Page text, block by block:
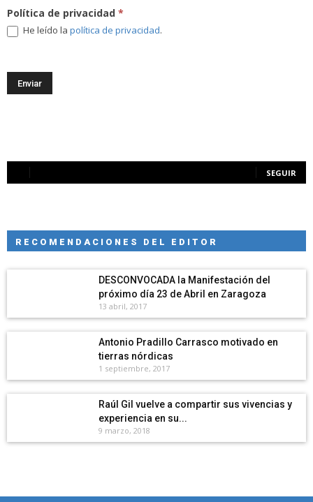
Política de privacidad *
He leído la política de privacidad.
SEGUIR
RECOMENDACIONES DEL EDITOR
DESCONVOCADA la Manifestación del
próximo día 23 de Abril en Zaragoza
13 abril, 2017
Antonio Pradillo Carrasco motivado en
tierras nórdicas
1 septiembre, 2017
Raúl Gil vuelve a compartir sus vivencias y
experiencia en su...
9 marzo, 2018